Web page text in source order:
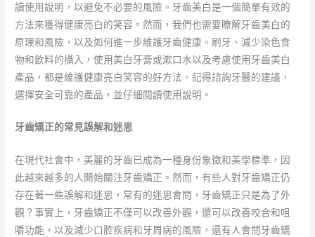
讀使用說明，以避免不必要的風險。牙齒美白是一個簡單有效的
方法來獲得健康亮白的笑容。然而，我們也需要瞭解牙齒美白的
原理和風險，以及如何進一步維護牙齒健康。刷牙、減少染色食
物和飲料的攝入，使用美白牙膏或漱口水以及考慮使用牙齒美白
產品，都是維護健康亮白笑容的好方法。記得諮詢牙醫的建議，
選擇安全可靠的產品，並仔細閱讀使用說明。
牙齒矯正的常見誤解和迷思
在現代社會中，美麗的牙齒已成為一種身份象徵和美學標準，因
此越來越多的人開始關注牙齒矯正。然而，有些人對牙齒矯正仍
存在著一些誤解和迷思，常有的迷思會問，牙齒矯正只是為了外
觀？事實上，牙齒矯正不僅可以改善外觀，還可以改善咬合和咀
嚼功能，以及減少口腔疾病和牙周病的風險，還有人會問牙齒矯